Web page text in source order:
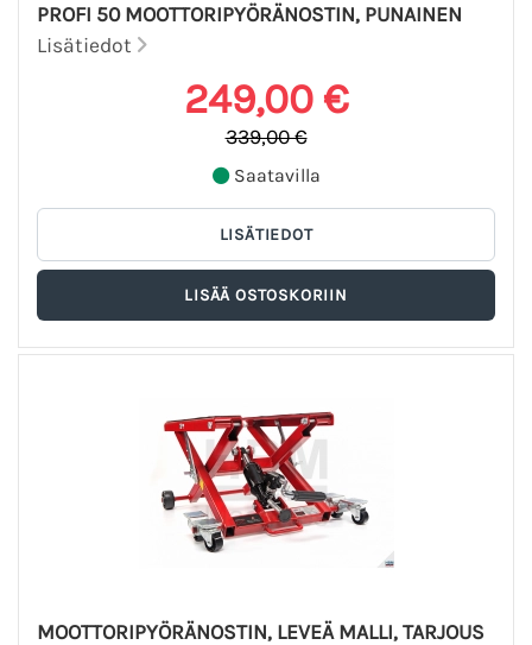
PROFI 50 MOOTTORIPYÖRÄNOSTIN, PUNAINEN
Lisätiedot
249,00 €
339,00 €
Saatavilla
MOOTTORIPYÖRÄNOSTIN, LEVEÄ MALLI, TARJOUS